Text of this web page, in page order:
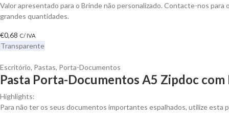
Valor apresentado para o Brinde não personalizado. Contacte-nos
grandes quantidades.
€0,68 C/ IVA
Transparente
Escritório, Pastas, Porta-Documentos
Pasta Porta-Documentos A5 Zipdoc com
Highlights:
Para não ter os seus documentos importantes espalhados, utilize esta